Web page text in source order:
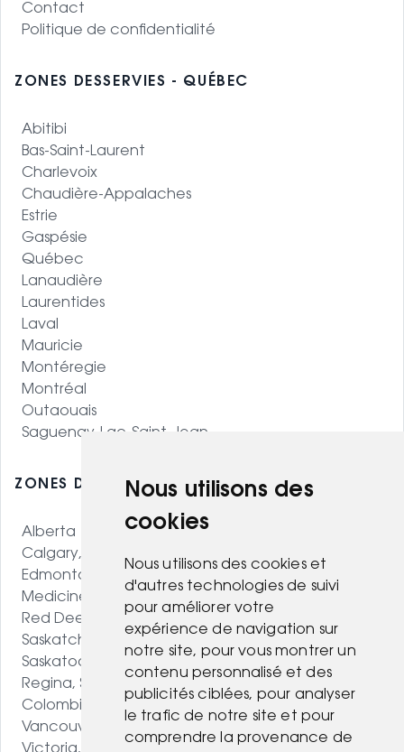
Nous utilisons des
cookies
Nous utilisons des cookies et
d'autres technologies de suivi
pour améliorer votre
expérience de navigation sur
notre site, pour vous montrer un
contenu personnalisé et des
publicités ciblées, pour analyser
le trafic de notre site et pour
comprendre la provenance de
Contact
Politique de confidentialité
ZONES DESSERVIES - QUÉBEC
Abitibi
Bas-Saint-Laurent
Charlevoix
Chaudière-Appalaches
Estrie
Gaspésie
Québec
Lanaudière
Laurentides
Laval
Mauricie
Montéregie
Montréal
Outaouais
Saguenay-Lac-Saint-Jean
ZONES DESSERVIES - OUEST CANADIEN
Alberta
Calgary, AB
Edmonton, AB
Medicine Hat, AB
Red Deer, AB
Saskatchewan
Saskatoon, SK
Regina, SK
Colombie-Britannique
Vancouver, BC
Victoria, BC